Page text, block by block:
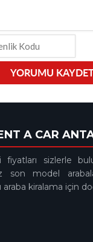
A CAR
sizlerle
son model
araba kiralama için